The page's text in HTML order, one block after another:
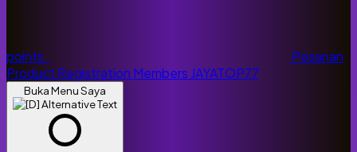
points.
Pesanan
Product Registration Members JAYATOP77
Buka Menu Saya